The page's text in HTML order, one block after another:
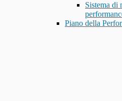
Sistema di
Piano della